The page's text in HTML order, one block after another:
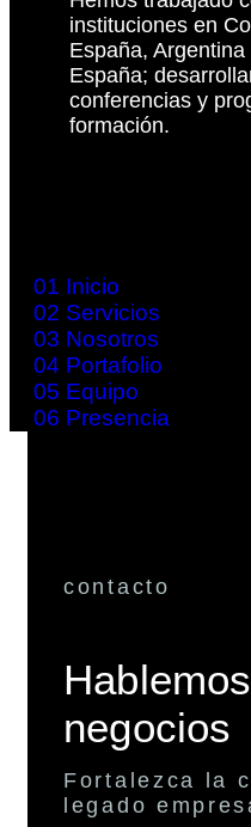
instituciones en
España,
España;
conferencias y
formación.
01 Inicio
02 Servicios
03 Nosotros
04 Portafolio
05 Equipo
06 Presencia
contacto
negocios
Fortalezca la
legado